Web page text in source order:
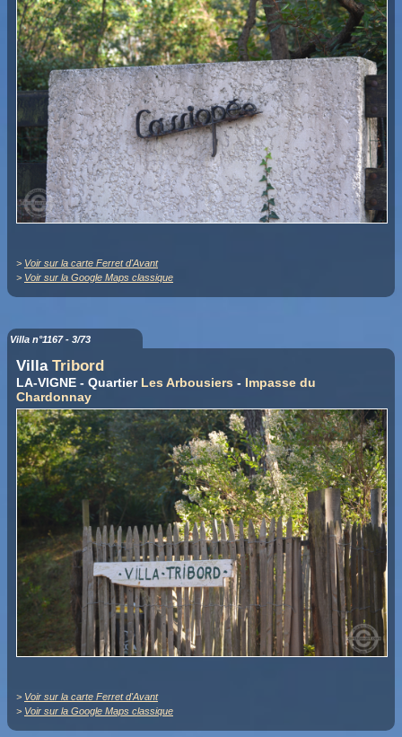
> Voir sur la carte Ferret d'Avant
> Voir sur la Google Maps classique
Villa n°1167 - 3/73
Villa Tribord
LA-VIGNE - Quartier Les Arbousiers - Impasse du
Chardonnay
> Voir sur la carte Ferret d'Avant
> Voir sur la Google Maps classique